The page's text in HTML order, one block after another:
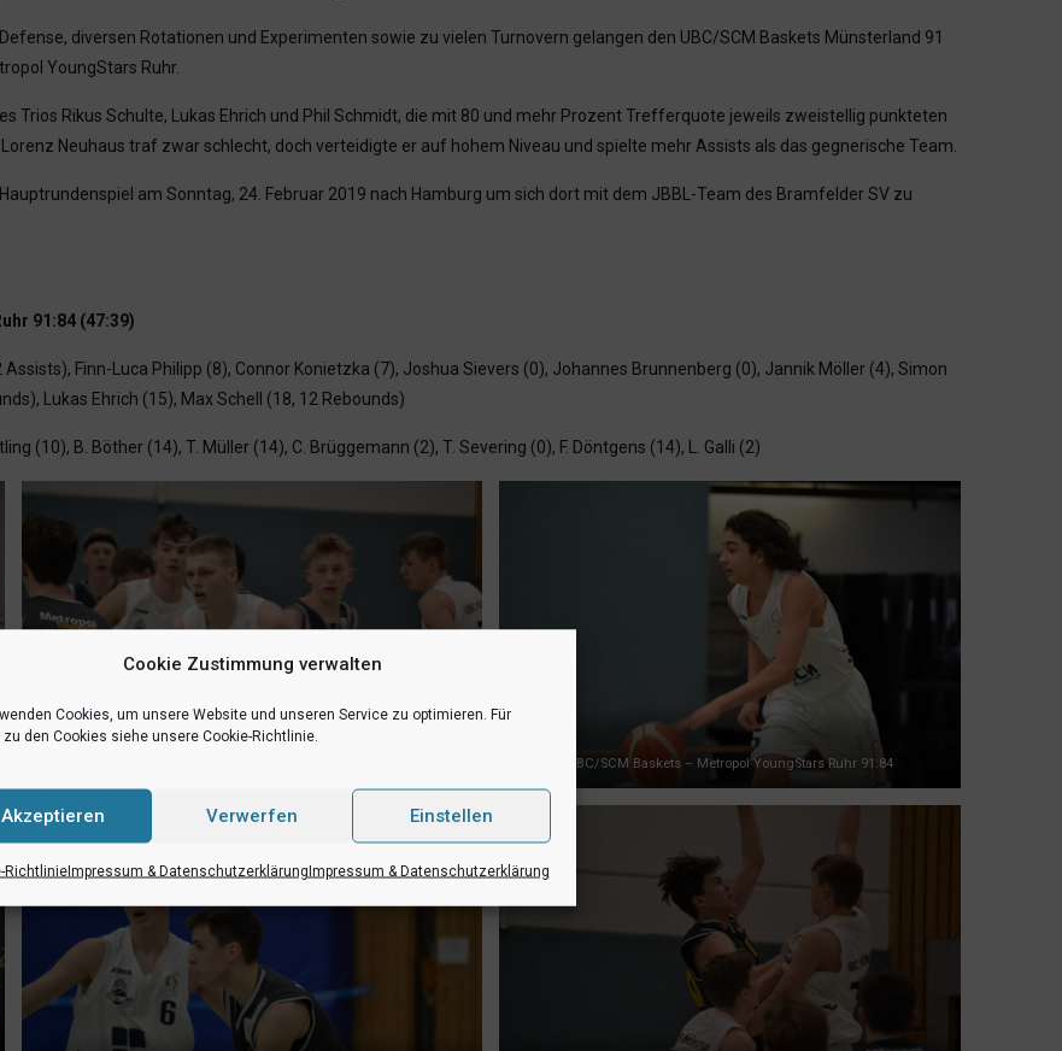
Cookie Zustimmung verwalten
Cookies, um unsere Website und unseren Service zu optimieren. Für
den Cookies siehe unsere Cookie-Richtlinie.
Akzeptieren Verwerfen Einstellen
RichtlinieImpressum & DatenschutzerklärungImpressum & Datenschutzerklärung
diversen Rotationen und Experimenten sowie zu vielen Turnovern gelangen den UBC/SCM Baskets Münsterland 91
YoungStars Ruhr.
Trios Rikus Schulte, Lukas Ehrich und Phil Schmidt, die mit 80 und mehr Prozent Trefferquote jeweils zweistellig punkteten
Neuhaus traf zwar schlecht, doch verteidigte er auf hohem Niveau und spielte mehr Assists als das gegnerische Team.
am Sonntag, 24. Februar 2019 nach Hamburg um sich dort mit dem JBBL-Team des Bramfelder SV zu
91:84 (47:39)
Finn-Luca Philipp (8), Connor Konietzka (7), Joshua Sievers (0), Johannes Brunnenberg (0), Jannik Möller (4), Simon
Lukas Ehrich (15), Max Schell (18, 12 Rebounds)
(10), B. Böther (14), T. Müller (14), C. Brüggemann (2), T. Severing (0), F. Döntgens (14), L. Galli (2)
UBC/SCM Baskets – Metropol YoungStars Ruhr 91:84